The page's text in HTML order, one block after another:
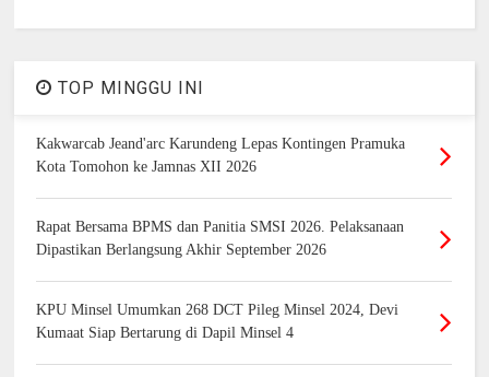
TOP MINGGU INI
Kakwarcab Jeand'arc Karundeng Lepas Kontingen Pramuka
Kota Tomohon ke Jamnas XII 2026
Rapat Bersama BPMS dan Panitia SMSI 2026. Pelaksanaan
Dipastikan Berlangsung Akhir September 2026
KPU Minsel Umumkan 268 DCT Pileg Minsel 2024, Devi
Kumaat Siap Bertarung di Dapil Minsel 4